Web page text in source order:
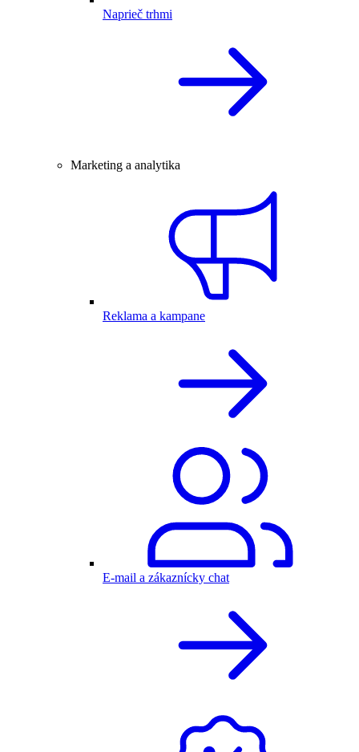
Naprieč trhmi
Marketing a analytika
Reklama a kampane
E-mail a zákaznícky chat